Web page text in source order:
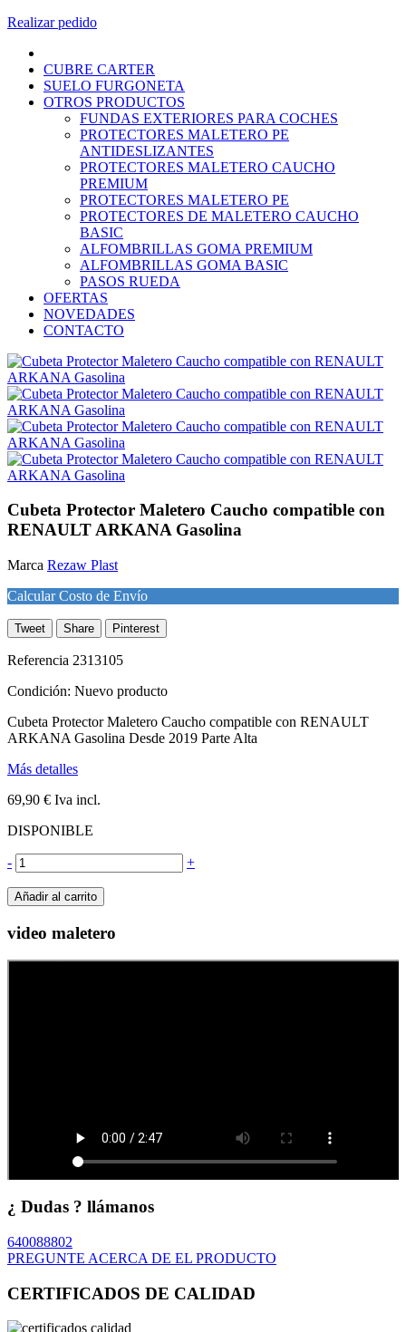
Realizar pedido
CUBRE CARTER
SUELO FURGONETA
OTROS PRODUCTOS
FUNDAS EXTERIORES PARA COCHES
PROTECTORES MALETERO PE
ANTIDESLIZANTES
PROTECTORES MALETERO CAUCHO
PREMIUM
PROTECTORES MALETERO PE
PROTECTORES DE MALETERO CAUCHO
BASIC
ALFOMBRILLAS GOMA PREMIUM
ALFOMBRILLAS GOMA BASIC
PASOS RUEDA
OFERTAS
NOVEDADES
CONTACTO
Cubeta Protector Maletero Caucho compatible con
RENAULT ARKANA Gasolina
Marca Rezaw Plast
Calcular Costo de Envío
Tweet Share Pinterest
Referencia 2313105
Condición: Nuevo producto
Cubeta Protector Maletero Caucho compatible con RENAULT
ARKANA Gasolina Desde 2019 Parte Alta
Más detalles
69,90 € Iva incl.
DISPONIBLE
- +
Añadir al carrito
video maletero
¿ Dudas ? llámanos
640088802
PREGUNTE ACERCA DE EL PRODUCTO
CERTIFICADOS DE CALIDAD